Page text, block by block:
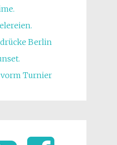
Berlin
Turnier